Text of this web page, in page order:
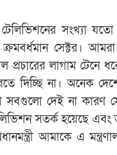
সংখ্যা যতো
সেক্টর।
প্রচারের লাগাম টেনে
দিচ্ছি না। অনেক
দেই না কারণ
সতর্ক হয়েছে এবং
আমাকে এ